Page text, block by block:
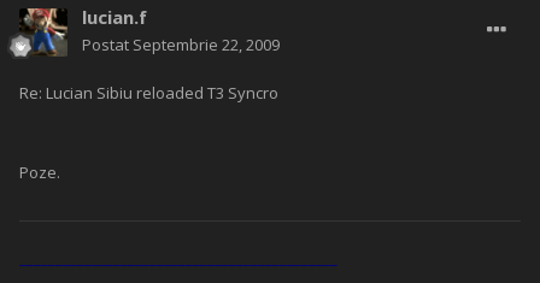
lucian.f
Postat Septembrie 22, 2009
Re: Lucian Sibiu reloaded T3 Syncro
Poze.